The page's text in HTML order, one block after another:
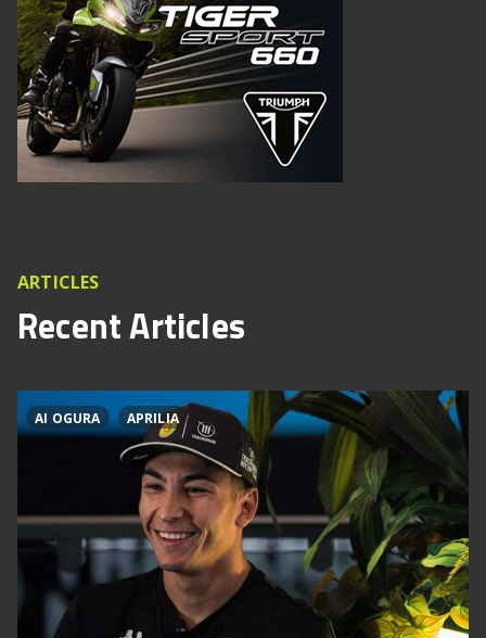
ARTICLES
Recent Articles
AI OGURA APRILIA